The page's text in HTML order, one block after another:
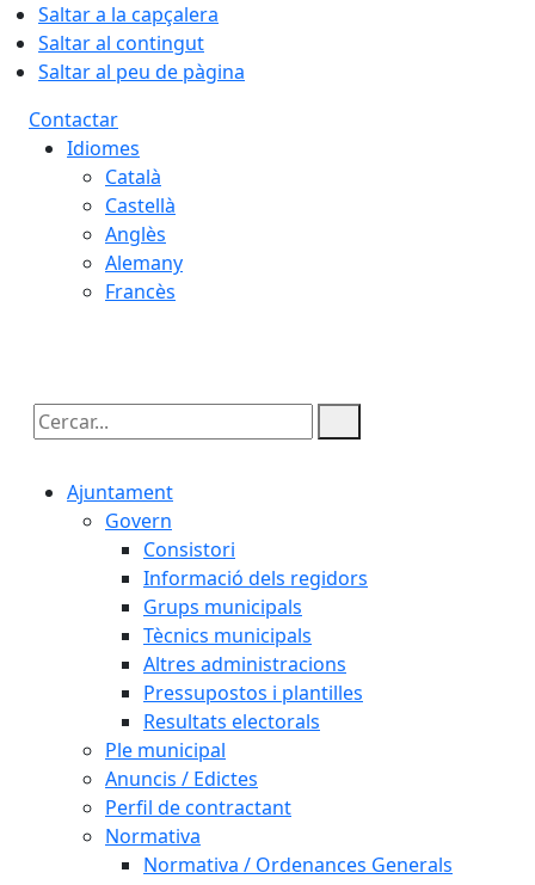
Saltar a la capçalera
Saltar al contingut
Saltar al peu de pàgina
Contactar
Idiomes
Català
Castellà
Anglès
Alemany
Francès
Cercar:
Ajuntament
Govern
Consistori
Informació dels regidors
Grups municipals
Tècnics municipals
Altres administracions
Pressupostos i plantilles
Resultats electorals
Ple municipal
Anuncis / Edictes
Perfil de contractant
Normativa
Normativa / Ordenances Generals